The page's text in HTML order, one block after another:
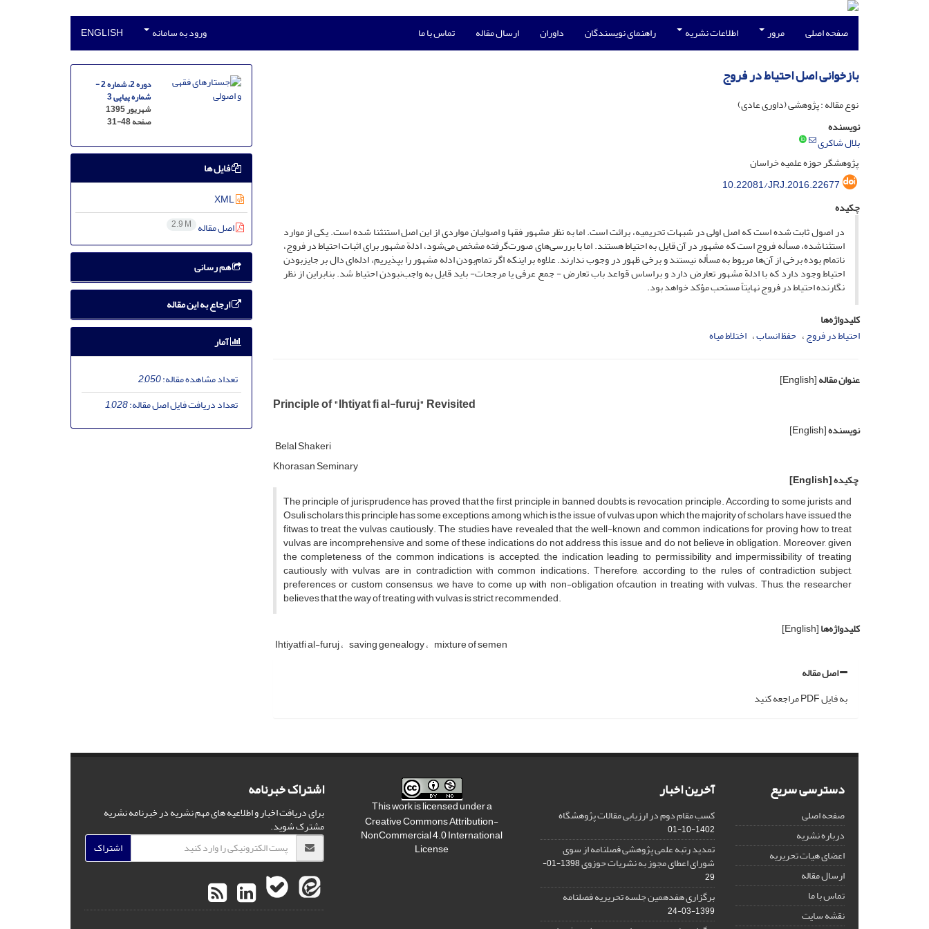
صفحه اصلی مرور اطلاعات نشریه راهنمای نویسندگان داوران ارسال مقاله تماس با ما ورود به سامانه ENGLISH
بازخوانی اصل احتیاط در فروج
نوع مقاله : پژوهشی (داوری عادی)
نویسنده
بلال شاکری
پژوهشگر حوزه علمیه خراسان
10.22081/JRJ.2016.22677
چکیده
در اصول ثابت شده است که اصل اولی در شبهات تحریمیه، برائت است. اما به نظر مشهور فقها و اصولیان مواردی از این اصل استنثنا شده است. یکی از موارد
استثنا‌شده، مسأله فروج است که مشهور در آن قایل به احتیاط هستند. اما با بررسی‌های صورت‌گرفته مشخص می‌شود، ادلة مشهور برای اثبات احتیاط در فروج،
ناتمام بوده برخی از آن‌ها مربوط به مسأله نیستند و برخی ظهور در وجوب ندارند. علاوه بر اینکه اگر تمام‌بودن ادله مشهور را بپذیریم، ادله‌ای دال بر جایزبودن
احتیاط وجود دارد که با ادلة مشهور تعارض دارد و براساس قواعد باب تعارض - جمع عرفی یا مرجحات- باید قایل به واجب‌نبودن احتیاط شد. بنابراین از نظر
نگارنده احتیاط در فروج نهایتاً مستحب مؤکد خواهد بود.
کلیدواژه‌ها
احتیاط در فروج حفظ انساب اختلاط میاه
عنوان مقاله[English]
Principle of "Ihtiyat fi al-furuj" Revisited
نویسنده[English]
Belal Shakeri
Khorasan Seminary
چکیده[English]
The principle of jurisprudence has proved that the first principle in banned doubts is revocation principle. According to some jurists and
Osuli scholars this principle has some exceptions, among which is the issue of vulvas upon which the majority of scholars have issued the
fitwas to treat the vulvas cautiously. The studies have revealed that the well-known and common indications for proving how to treat
vulvas are incomprehensive and some of these indications do not address this issue and do not believe in obligation. Moreover, given
the completeness of the common indications is accepted, the indication leading to permissibility and impermissibility of treating
cautiously with vulvas are in contradiction with common indications. Therefore, according to the rules of contradiction subject,
preferences or custom consensus, we have to come up with non-obligation ofcaution in treating with vulvas. Thus, the researcher
believes that the way of treating with vulvas is strict recommended.
کلیدواژه‌ها[English]
Ihtiyatfi al-furuj saving genealogy mixture of semen
اصل مقاله
به فایل PDF مراجعه کنید
دوره 2، شماره 2 -
شماره پیاپی 3
شهریور 1395
صفحه31-48
فایل ها
XML
اصل مقاله 2.9 M
هم رسانی
ارجاع به این مقاله
آمار
تعداد مشاهده مقاله:2,050
تعداد دریافت فایل اصل مقاله:1,028
دسترسی سریع
صفحه اصلی
درباره نشریه
اعضای هیات تحریریه
ارسال مقاله
تماس با ما
نقشه سایت
آخرین اخبار
کسب مقام دوم در ارزیابی مقالات پژوهشگاه
1402-10-01
تمدید رتبه علمی پژوهشی فصلنامه از سوی
شورای اعطای مجوز به نشریات حوزوی
1398-01-
29
برگزاری هفدهمین جلسه تحریریه فصلنامه
1399-03-24
This work is licensed under a
Creative Commons Attribution-
NonCommercial 4.0 International
License
اشتراک خبرنامه
برای دریافت اخبار و اطلاعیه های مهم نشریه در خبرنامه نشریه
مشترک شوید.
اشتراک